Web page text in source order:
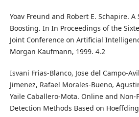
Yoav Freund and Robert E. Schapire.
Boosting. In In Proceedings of the
Joint Conference on Artificial
Morgan Kaufmann, 1999. 4.2
Isvani Frias-Blanco, Jose del Campo-
Jimenez, Rafael Morales-Bueno,
Yaile Caballero-Mota. Online and
Detection Methods Based on Hoeffding